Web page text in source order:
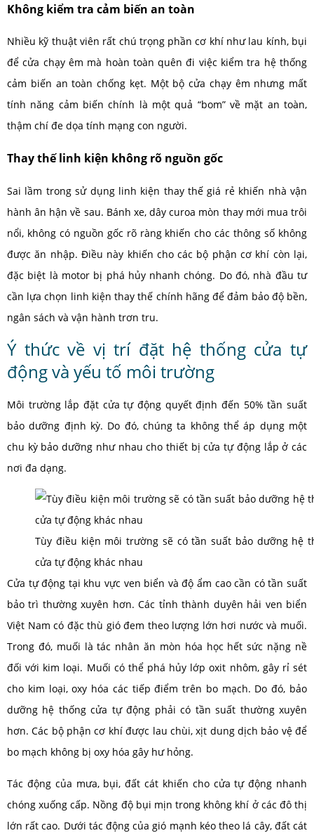
Không kiểm tra cảm biến an toàn
Nhiều kỹ thuật viên rất chú trọng phần cơ khí như lau kính, bụi
để cửa chạy êm mà hoàn toàn quên đi việc kiểm tra hệ thống
cảm biến an toàn chống kẹt. Một bộ cửa chạy êm nhưng mất
tính năng cảm biến chính là một quả “bom” về mặt an toàn,
thậm chí đe dọa tính mạng con người.
Thay thế linh kiện không rõ nguồn gốc
Sai lầm trong sử dụng linh kiện thay thế giá rẻ khiến nhà vận
hành ân hận về sau. Bánh xe, dây curoa mòn thay mới mua trôi
nổi, không có nguồn gốc rõ ràng khiến cho các thông số không
được ăn nhập. Điều này khiến cho các bộ phận cơ khí còn lại,
đặc biệt là motor bị phá hủy nhanh chóng. Do đó, nhà đầu tư
cần lựa chọn linh kiện thay thế chính hãng để đảm bảo độ bền,
ngân sách và vận hành trơn tru.
Ý thức về vị trí đặt hệ thống cửa tự
động và yếu tố môi trường
Môi trường lắp đặt cửa tự động quyết định đến 50% tần suất
bảo dưỡng định kỳ. Do đó, chúng ta không thể áp dụng một
chu kỳ bảo dưỡng như nhau cho thiết bị cửa tự động lắp ở các
nơi đa dạng.
Tùy điều kiện môi trường sẽ có tần suất bảo dưỡng hệ
cửa tự động khác nhau
Cửa tự động tại khu vực ven biển và độ ẩm cao cần có tần suất
bảo trì thường xuyên hơn. Các tỉnh thành duyên hải ven biển
Việt Nam có đặc thù gió đem theo lượng lớn hơi nước và muối.
Trong đó, muối là tác nhân ăn mòn hóa học hết sức nặng nề
đối với kim loại. Muối có thể phá hủy lớp oxit nhôm, gây rỉ sét
cho kim loại, oxy hóa các tiếp điểm trên bo mạch. Do đó, bảo
dưỡng hệ thống cửa tự động phải có tần suất thường xuyên
hơn. Các bộ phận cơ khí được lau chùi, xịt dung dịch bảo vệ để
bo mạch không bị oxy hóa gây hư hỏng.
Tác động của mưa, bụi, đất cát khiến cho cửa tự động nhanh
chóng xuống cấp. Nồng độ bụi mịn trong không khí ở các đô thị
lớn rất cao. Dưới tác động của gió mạnh kéo theo lá cây, đất cát